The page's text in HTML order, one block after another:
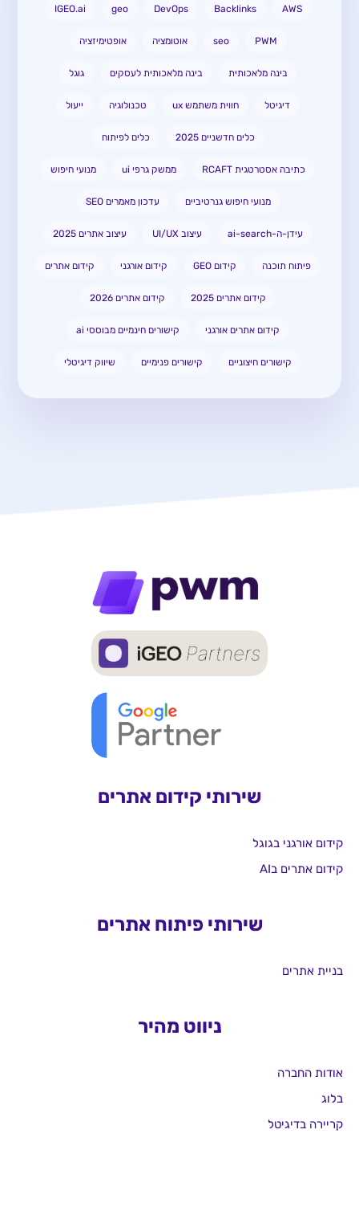
AWS
Backlinks
DevOps
geo
IGEO.ai
PWM
seo אוטומציה אופטימיזציה
בינה מלאכותית בינה מלאכותית לעסקים גוגל
דיגיטל חווית משתמש ux טכנולוגיה ייעול
כלים חדשניים 2025 כלים לפיתוח
כתיבה אסטרטגית RCAFT ממשק גרפי ui מנועי חיפוש
מנועי חיפוש גנרטיביים עדכון מאמרים SEO
עידן-ה-ai-search עיצוב UI/UX עיצוב אתרים 2025
פיתוח תוכנה קידום GEO קידום אורגני קידום אתרים
קידום אתרים 2025 קידום אתרים 2026
קידום אתרים אורגני קישורים חינמיים מבוססי ai
קישורים חיצוניים קישורים פנימיים שיווק דיגיטלי
שירותי קידום אתרים
קידום אורגני בגוגל
קידום אתרים בAI
שירותי פיתוח אתרים
בניית אתרים
ניווט מהיר
אודות החברה
בלוג
קריירה בדיגיטל